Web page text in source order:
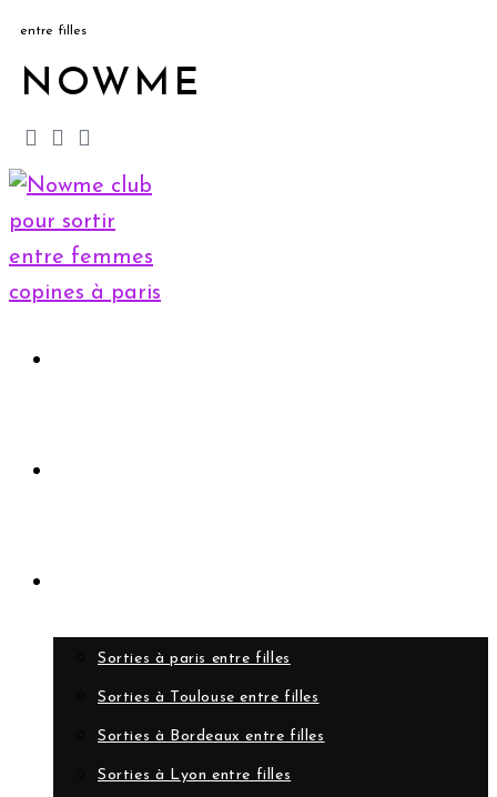
entre filles
NOWME
Sorties à paris entre filles
Sorties à Toulouse entre filles
Sorties à Bordeaux entre filles
Sorties à Lyon entre filles